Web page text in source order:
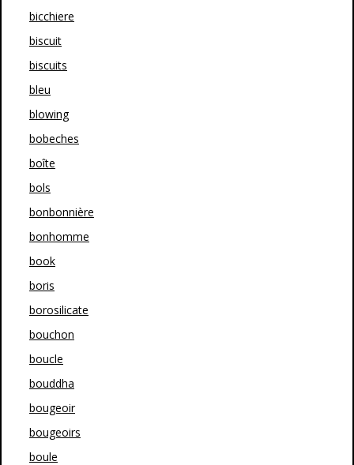
bicchiere
biscuit
biscuits
bleu
blowing
bobeches
boîte
bols
bonbonnière
bonhomme
book
boris
borosilicate
bouchon
boucle
bouddha
bougeoir
bougeoirs
boule